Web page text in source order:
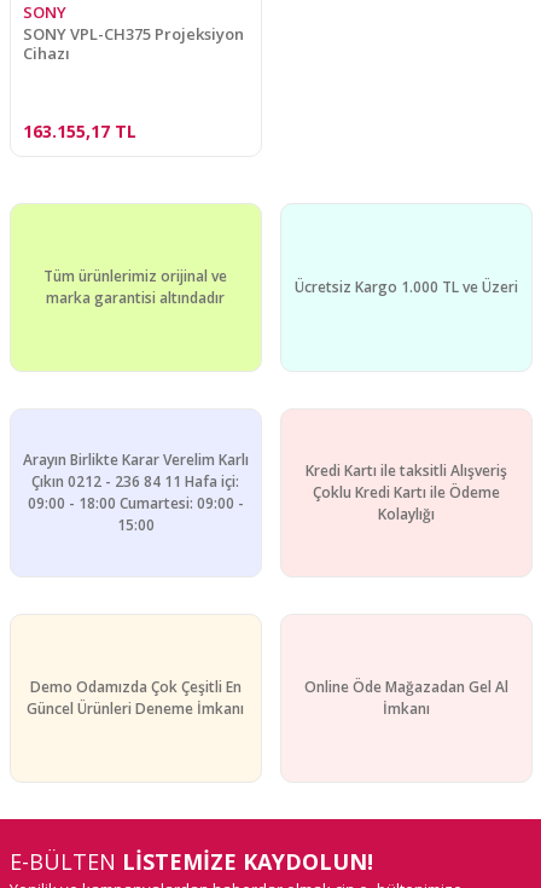
SONY
SONY VPL-CH375 Projeksiyon
Cihazı
163.155,17 TL
Tüm ürünlerimiz orijinal ve
marka garantisi altındadır
Ücretsiz Kargo 1.000 TL ve Üzeri
Arayın Birlikte Karar Verelim Karlı
Çıkın 0212 - 236 84 11 Hafa içi:
09:00 - 18:00 Cumartesi: 09:00 -
15:00
Kredi Kartı ile taksitli Alışveriş
Çoklu Kredi Kartı ile Ödeme
Kolaylığı
Demo Odamızda Çok Çeşitli En
Güncel Ürünleri Deneme İmkanı
Online Öde Mağazadan Gel Al
İmkanı
E-BÜLTEN LİSTEMİZE KAYDOLUN!